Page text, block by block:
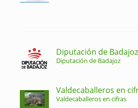
Diputación de Badajoz
Diputación de Badajoz
Valdecaballeros en
Valdecaballeros en cifras